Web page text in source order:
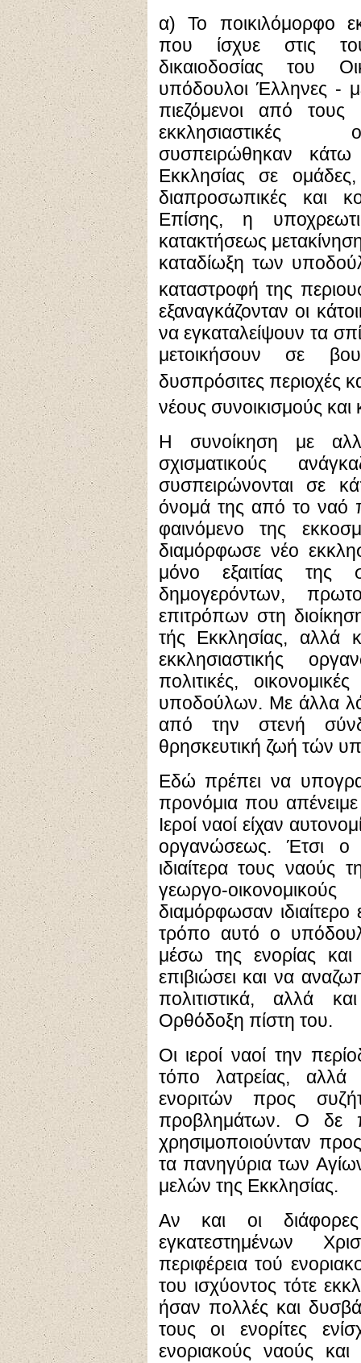
α) Το ποικιλόμορφο
που ίσχυε στις
δικαιοδοσίας του
υπόδουλοι Έλληνες -
πιεζόμενοι από
εκκλησιαστικές
συσπειρώθηκαν
Εκκλησίας σε
διαπροσωπικές και
Επίσης, η
κατακτήσεως
καταδίωξη των
καταστροφή της
εξαναγκάζονταν οι
να εγκαταλείψουν τα
μετοικήσουν σε
δυσπρόσιτες περιοχές
νέους συνοικισμούς και
Η συνοίκηση με
σχισματικούς
συσπειρώνονται σε
όνομά της από το ναό
φαινόμενο της
διαμόρφωσε νέο
μόνο εξαιτίας
δημογερόντων,
επιτρόπων στη
τής Εκκλησίας, αλλά
εκκλησιαστικής
πολιτικές,
υποδούλων. Με άλλα
από την στενή
θρησκευτική ζωή τών
Εδώ πρέπει να
προνόμια που
Ιεροί ναοί είχαν
οργανώσεως. Έτσι ο
ιδιαίτερα τους ναούς
γεωργο-
διαμόρφωσαν
τρόπο αυτό ο
μέσω της ενορίας
επιβιώσει και να
πολιτιστικά, αλλά
Ορθόδοξη πίστη του.
Οι ιεροί ναοί την
τόπο λατρείας,
ενοριτών προς
προβλημάτων. Ο δε
χρησιμοποιούνταν
τα πανηγύρια των
μελών της Εκκλησίας.
Αν και οι
εγκατεστημένων
περιφέρεια τού
του ισχύοντος τότε
ήσαν πολλές και
τους οι ενορίτες
ενοριακούς ναούς και